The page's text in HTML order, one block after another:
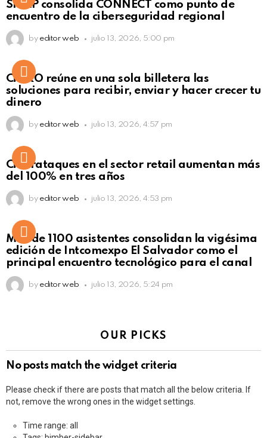
Click to view this post
SISAP consolida CONNECT como punto de
encuentro de la ciberseguridad regional
by editor web julio 13, 2026, 5:00 pm
Not Safe For Work
Click to view this post
CiNKO reúne en una sola billetera las
soluciones para recibir, enviar y hacer crecer tu
dinero
by editor web julio 13, 2026, 4:57 pm
Ciberataques en el sector retail aumentan más
del 100% en tres años
by editor web julio 13, 2026, 4:53 pm
Más de 1100 asistentes consolidan la vigésima
edición de Intcomexpo El Salvador como el
principal encuentro tecnológico para el canal
by editor web julio 13, 2026, 5:24 pm
OUR PICKS
No posts match the widget criteria
Please check if there are posts that match all the below criteria. If
not, remove the wrong ones in the widget settings.
Time range: all